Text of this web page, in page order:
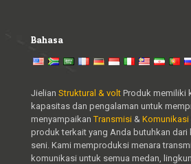
Bahasa
Jielian Struktural & volt Produk memiliki
kapasitas dan pengalaman untuk
menyampaikanTransmisi & Komunikasi
produk terkait yang Anda butuhkan
seni. Kami memproduksi menara
komunikasi untuk semua medan,